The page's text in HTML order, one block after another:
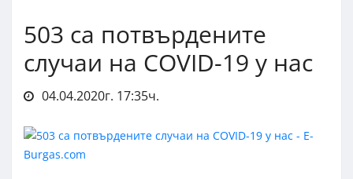
503 са потвърдените
случаи на COVID-19 у нас
04.04.2020г. 17:35ч.